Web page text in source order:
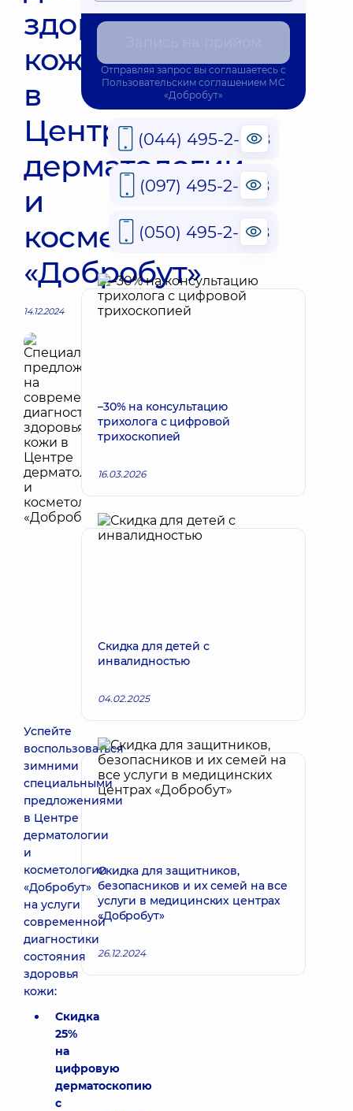
здоровья
кожи
в
Центре
дерматологии
и
косметологии
«Добробут»
14.12.2024
Успейте
воспользоваться
зимними
специальными
предложениями
в Центре
дерматологии
и
косметологии
«Добробут»
на услуги
современной
диагностики
состояния
здоровья
кожи:
Скидка
25%
на
цифровую
дерматоскопию
с
Отправляя запрос вы соглашаетесь с
Пользовательским соглашением МС
«Добробут»
(044) 495-2-888
(097) 495-2-888
(050) 495-2-888
–30% на консультацию
трихолога с цифровой
трихоскопией
16.03.2026
Скидка для детей с
инвалидностью
04.02.2025
Скидка для защитников,
безопасников и их семей на все
услуги в медицинских центрах
«Добробут»
26.12.2024